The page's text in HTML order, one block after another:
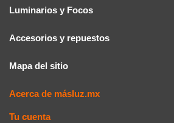
Luminarios y Focos
Accesorios y repuestos
Mapa del sitio
Acerca de másluz.mx
Tu cuenta